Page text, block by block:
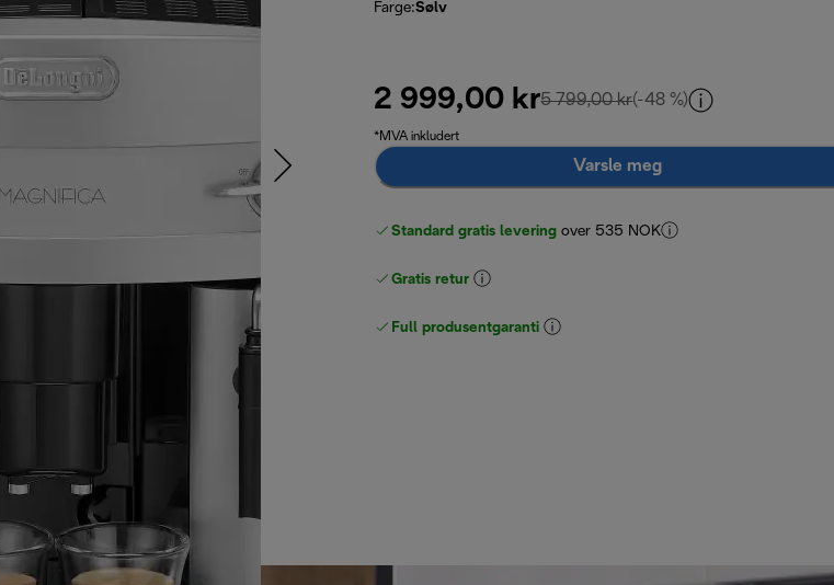
Farge:Sølv
2 999,00 kr5 799,00 kropprinnelig pris 5 799,00
(-48 %)
*MVA inkludert
Varsle meg
Standard gratis levering over 535 NOK
Gratis retur
Full produsentgaranti